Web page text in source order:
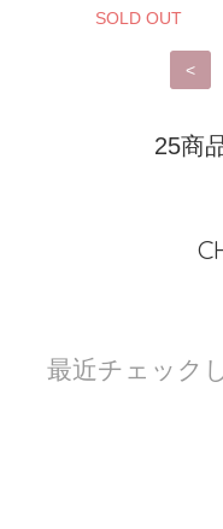
SOLD OUT
<
25商
最近チェック